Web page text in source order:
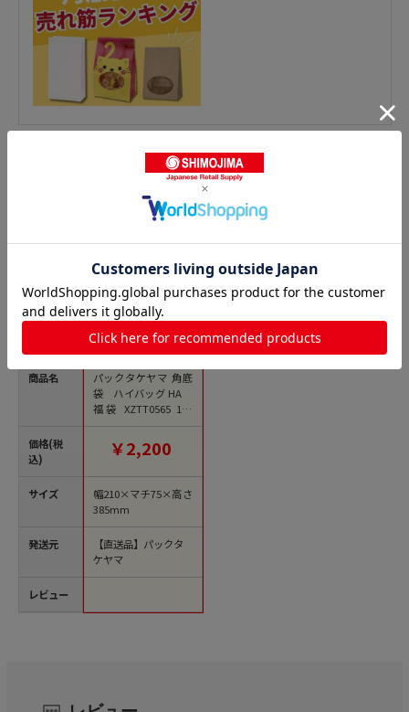
福袋 角底袋の人気商品との比較
商品名
価格(税
込)
サイズ
発送元
レビュー
パックタケヤマ 角底
袋 ハイバッグ HA
福袋 XZTT0565 100
枚/袋（ご注文単位10
￥2,200
幅210×マチ75×高さ
385mm
【直送品】パックタ
ケヤマ